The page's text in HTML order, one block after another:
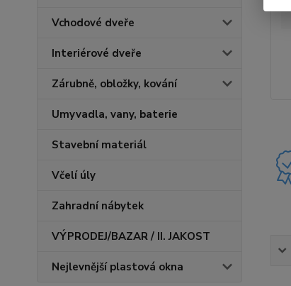
Vchodové dveře
Interiérové dveře
Zárubně, obložky, kování
Umyvadla, vany, baterie
Stavební materiál
Včelí úly
Zahradní nábytek
VÝPRODEJ/BAZAR / II. JAKOST
Nejlevnější plastová okna